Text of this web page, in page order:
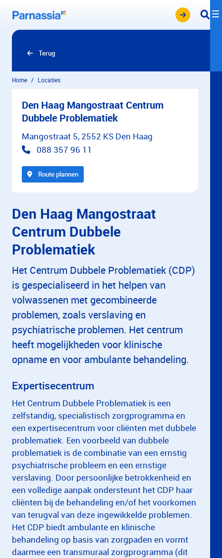
Overslaan en naar hoofdinhoud gaan
Terug
Home Locaties
Den Haag Mangostraat Centrum
Dubbele Problematiek
Mangostraat 5, 2552 KS Den Haag
088 357 96 11
Route plannen
Den Haag Mangostraat
Centrum Dubbele
Problematiek
Het Centrum Dubbele Problematiek (CDP)
is gespecialiseerd in het helpen van
volwassenen met gecombineerde
problemen, zoals verslaving en
psychiatrische problemen. Het centrum
heeft mogelijkheden voor klinische
opname en voor ambulante behandeling.
Expertisecentrum
Het Centrum Dubbele Problematiek is een
zelfstandig, specialistisch zorgprogramma en
een expertisecentrum voor cliënten met dubbele
problematiek. Een voorbeeld van dubbele
problematiek is de combinatie van een ernstig
psychiatrische probleem en een ernstige
verslaving. Door persoonlijke betrokkenheid en
een volledige aanpak ondersteunt het CDP haar
cliënten bij de behandeling en/of het voorkomen
van terugval van deze ingewikkelde problemen.
Het CDP biedt ambulante en klinische
behandeling op basis van zorgpaden en vormt
daarmee een transmuraal zorgprogramma (dit